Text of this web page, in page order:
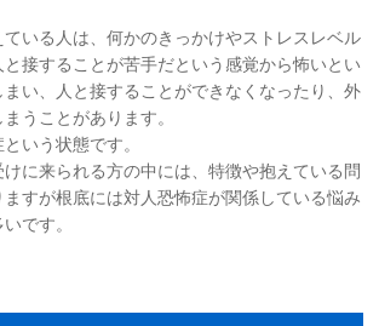
ている人は、何かのきっかけやストレスレベル
接することが苦手だという感覚から怖いとい
まい、人と接することができなくなったり、外
うことがあります。
いう状態です。
に来られる方の中には、特徴や抱えている問
すが根底には対人恐怖症が関係している悩み
です。